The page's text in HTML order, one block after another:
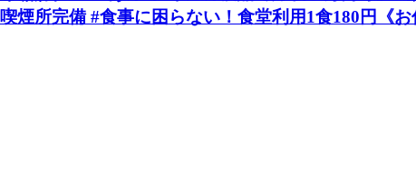
所完備 #食事に困らない！食堂利用1食180円《お